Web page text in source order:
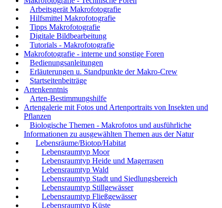
Arbeitsgerät Makrofotografie
Hilfsmittel Makrofotografie
Tipps Makrofotografie
Digitale Bildbearbeitung
Tutorials - Makrofotografie
Makrofotografie - interne und sonstige Foren
Bedienungsanleitungen
Erläuterungen u. Standpunkte der Makro-Crew
Startseitenbeiträge
Artenkenntnis
Arten-Bestimmungshilfe
Artengalerie mit Fotos und Artenportraits von Insekten und
Pflanzen
Biologische Themen - Makrofotos und ausführliche
Informationen zu ausgewählten Themen aus der Natur
Lebensräume/Biotop/Habitat
Lebensraumtyp Moor
Lebensraumtyp Heide und Magerrasen
Lebensraumtyp Wald
Lebensraumtyp Stadt und Siedlungsbereich
Lebensraumtyp Stillgewässer
Lebensraumtyp Fließgewässer
Lebensraumtyp Küste